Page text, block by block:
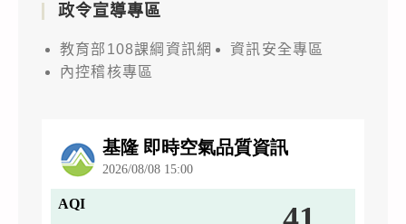
政令宣導專區
教育部108課綱資訊網
資訊安全專區
內控稽核專區